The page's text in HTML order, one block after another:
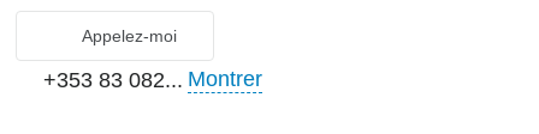
Appelez-moi
+353 83 082... Montrer